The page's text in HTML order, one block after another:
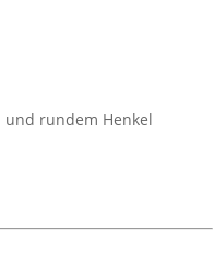
und rundem Henkel